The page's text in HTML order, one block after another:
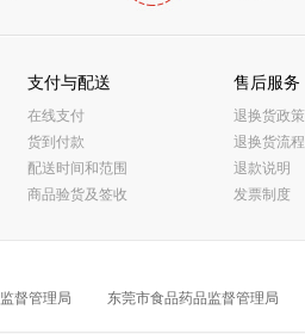
支付与配送
在线支付
货到付款
配送时间和范围
商品验货及签收
售后服务
退换货政策
退换货流程
退款说明
发票制度
督管理局 东莞市食品药品监督管理局